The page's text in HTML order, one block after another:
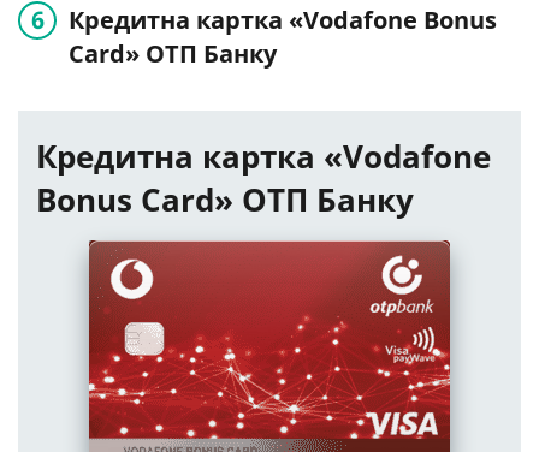
Кредитна картка «Vodafone Bonus
Card» ОТП Банку
Кредитна картка «Vodafone
Bonus Card» ОТП Банку